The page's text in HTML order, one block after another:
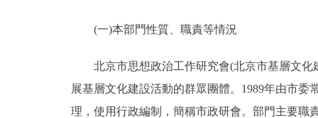
(一)本部門性質、職責等情況
北京市思想政治工作研究會(北京市基層文化
展基層文化建設活動的群眾團體。1989年由市委
理，使用行政編制，簡稱市政研會。部門主要職